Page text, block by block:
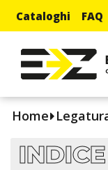
Cataloghi FAQ
Home
INDICE